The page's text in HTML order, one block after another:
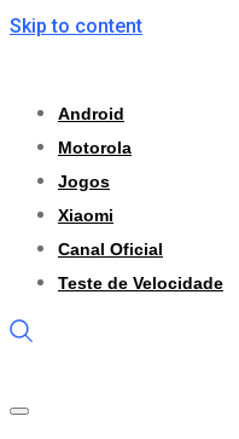
Skip to content
Android
Motorola
Jogos
Xiaomi
Canal Oficial
Teste de Velocidade